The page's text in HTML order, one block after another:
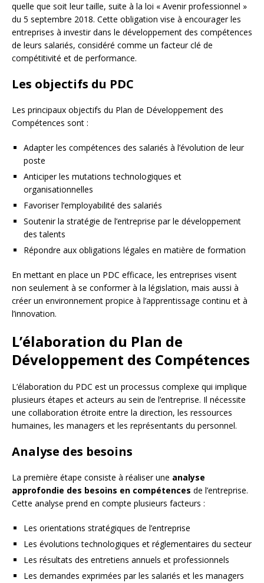
quelle que soit leur taille, suite à la loi « Avenir professionnel »
du 5 septembre 2018. Cette obligation vise à encourager les
entreprises à investir dans le développement des compétences
de leurs salariés, considéré comme un facteur clé de
compétitivité et de performance.
Les objectifs du PDC
Les principaux objectifs du Plan de Développement des
Compétences sont :
Adapter les compétences des salariés à l’évolution de leur
poste
Anticiper les mutations technologiques et
organisationnelles
Favoriser l’employabilité des salariés
Soutenir la stratégie de l’entreprise par le développement
des talents
Répondre aux obligations légales en matière de formation
En mettant en place un PDC efficace, les entreprises visent
non seulement à se conformer à la législation, mais aussi à
créer un environnement propice à l’apprentissage continu et à
l’innovation.
L’élaboration du Plan de
Développement des Compétences
L’élaboration du PDC est un processus complexe qui implique
plusieurs étapes et acteurs au sein de l’entreprise. Il nécessite
une collaboration étroite entre la direction, les ressources
humaines, les managers et les représentants du personnel.
Analyse des besoins
La première étape consiste à réaliser une analyse
approfondie des besoins en compétences de l’entreprise.
Cette analyse prend en compte plusieurs facteurs :
Les orientations stratégiques de l’entreprise
Les évolutions technologiques et réglementaires du secteur
Les résultats des entretiens annuels et professionnels
Les demandes exprimées par les salariés et les managers